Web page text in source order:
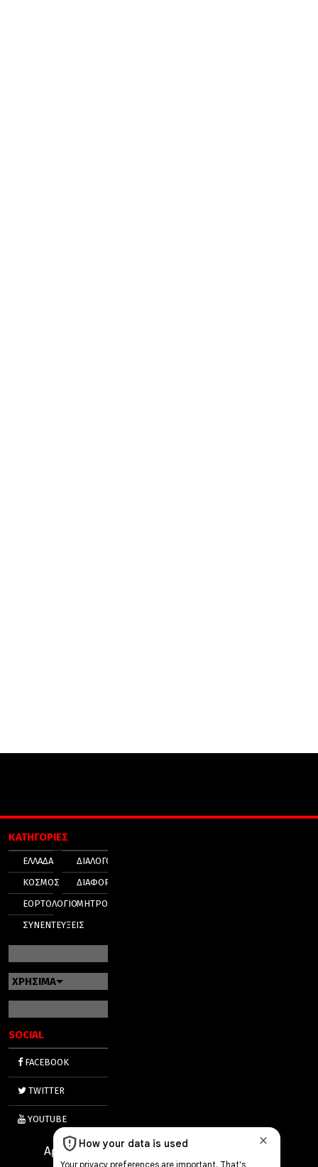
ΚΑΤΗΓΟΡΙΕΣ
ΕΛΛΑΔΑ
ΚΟΣΜΟΣ
ΕΟΡΤΟΛΟΓΙΟ
ΣΥΝΕΝΤΕΥΞΕΙΣ
ΔΙΑΛΟΓΟΣ
ΔΙΑΦΟΡΑ
ΜΗΤΡΟΠΟΛΕΙΣ
ΧΡΗΣΙΜΑ
SOCIAL
FACEBOOK
TWITTER
YOUTUBE
Αριθμός